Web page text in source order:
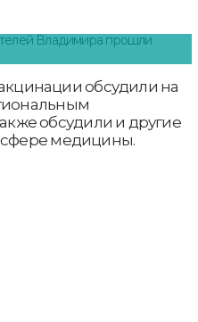
обсудили на
обсудили и другие
медицины.